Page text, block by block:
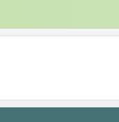
NL